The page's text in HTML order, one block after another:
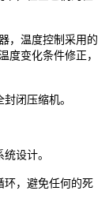
，温度控制采用的
度变化条件修正，
闭压缩机。
设计。
环，避免任何的死